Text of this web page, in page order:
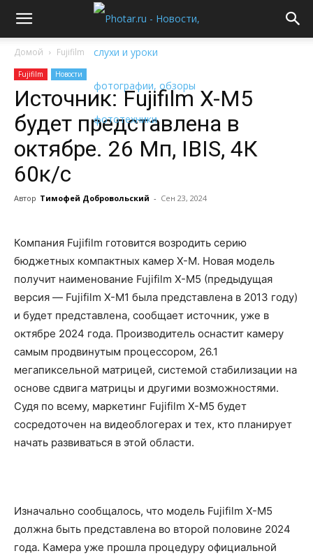
Домой Fujifilm
Fujifilm Новости
Источник: Fujifilm X-M5
будет представлена в
октябре. 26 Мп, IBIS, 4К
60к/с
Автор Тимофей Добровольский - Сен 23, 2024
Компания Fujifilm готовится возродить серию
бюджетных компактных камер X-M. Новая модель
получит наименование Fujifilm X-M5 (предыдущая
версия — Fujifilm X-M1 была представлена в 2013 году)
и будет представлена, сообщает источник, уже в
октябре 2024 года. Производитель оснастит камеру
самым продвинутым процессором, 26.1
мегапиксельной матрицей, системой стабилизации на
основе сдвига матрицы и другими возможностями.
Судя по всему, маркетинг Fujifilm X-M5 будет
сосредоточен на видеоблогерах и тех, кто планирует
начать развиваться в этой области.
Изначально сообщалось, что модель Fujifilm X-M5
должна быть представлена во второй половине 2024
года. Камера уже прошла процедуру официальной